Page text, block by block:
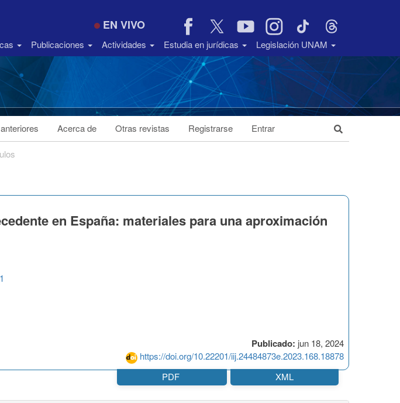
EN VIVO
Publicaciones Actividades Estudia en jurídicas Legislación UNAM
Acerca de Otras revistas Registrarse Entrar
Publicado: jun 18, 2024
https://doi.org/10.22201/iij.24484873e.2023.168.18878
en España: materiales para una aproximación
PDF XML